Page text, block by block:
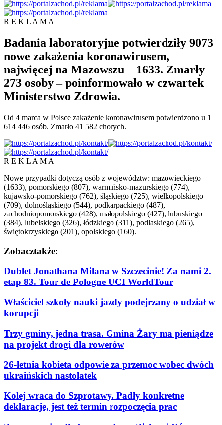
R E K L A M A
Badania laboratoryjne potwierdziły 9073
nowe zakażenia koronawirusem,
najwięcej na Mazowszu – 1633. Zmarły
273 osoby – poinformowało w czwartek
Ministerstwo Zdrowia.
Od 4 marca w Polsce zakażenie koronawirusem potwierdzono u 1
614 446 osób. Zmarło 41 582 chorych.
R E K L A M A
Nowe przypadki dotyczą osób z województw: mazowieckiego
(1633), pomorskiego (807), warmińsko-mazurskiego (774),
kujawsko-pomorskiego (762), śląskiego (725), wielkopolskiego
(709), dolnośląskiego (544), podkarpackiego (487),
zachodniopomorskiego (428), małopolskiego (427), lubuskiego
(384), lubelskiego (326), łódzkiego (311), podlaskiego (265),
świętokrzyskiego (201), opolskiego (160).
Zobacztakże:
Dublet Jonathana Milana w Szczecinie! Za nami 2.
etap 83. Tour de Pologne UCI WorldTour
Właściciel szkoły nauki jazdy podejrzany o udział w
korupcji
Trzy gminy, jedna trasa. Gmina Żary ma pieniądze
na projekt drogi dla rowerów
26-letnia kobieta odpowie za przemoc wobec dwóch
ukraińskich nastolatek
Kolej wraca do Szprotawy. Padły konkretne
deklaracje, jest też termin rozpoczęcia prac